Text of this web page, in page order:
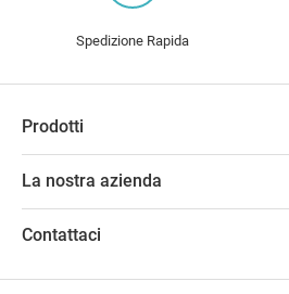
Spedizione Rapida
Prodotti
La nostra azienda
Contattaci